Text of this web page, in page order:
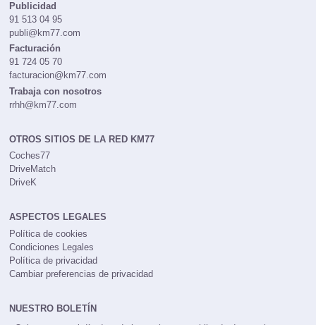
Publicidad
91 513 04 95
publi@km77.com
Facturación
91 724 05 70
facturacion@km77.com
Trabaja con nosotros
rrhh@km77.com
OTROS SITIOS DE LA RED KM77
Coches77
DriveMatch
DriveK
ASPECTOS LEGALES
Política de cookies
Condiciones Legales
Política de privacidad
Cambiar preferencias de privacidad
NUESTRO BOLETÍN